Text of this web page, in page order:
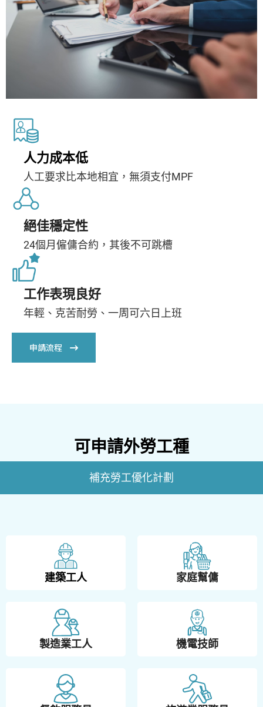
人力成本低
人工要求比本地相宜，無須支付MPF
絕佳穩定性
24個月僱傭合約，其後不可跳槽
工作表現良好
年輕、克苦耐勞、一周可六日上班
申請流程
可申請外勞工種
補充勞工優化計劃
建築工人 家庭幫傭
製造業工人 機電技師